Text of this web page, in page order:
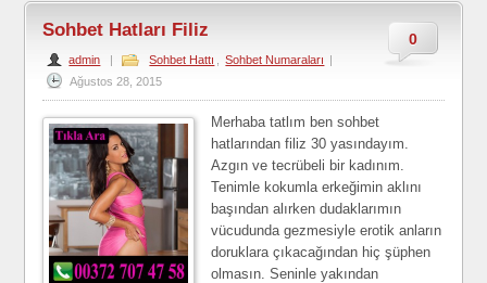
0
Sohbet Hatları Filiz
admin | Sohbet Hattı Sohbet Numaraları |
Ağustos 28, 2015
Merhaba tatlım ben sohbet
hatlarından filiz 30 yasındayım.
Azgın ve tecrübeli bir kadınım.
Tenimle kokumla erkeğimin aklını
başından alırken dudaklarımın
vücudunda gezmesiyle erotik anların
doruklara çıkacağından hiç şüphen
olmasın. Seninle yakından